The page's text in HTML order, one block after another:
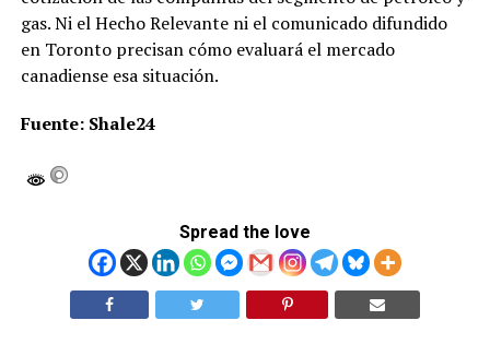
gas. Ni el Hecho Relevante ni el comunicado difundido
en Toronto precisan cómo evaluará el mercado
canadiense esa situación.
Fuente: Shale24
Spread the love